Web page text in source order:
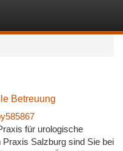
Betreuung
für urologische
Salzburg sind Sie bei